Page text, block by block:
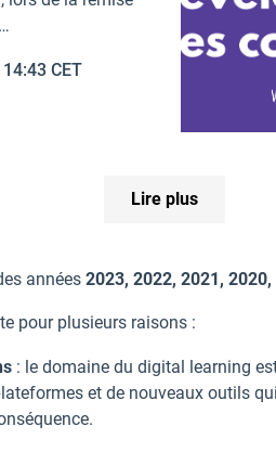
CET
Lire plus
années 2023, 2022, 2021,
pour plusieurs raisons :
: le domaine du digital learning
et de nouveaux outils